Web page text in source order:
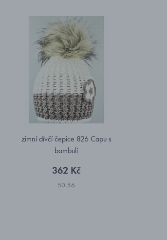
zimní dívčí čepice 826 Capu s
bambulí
362 Kč
50-56